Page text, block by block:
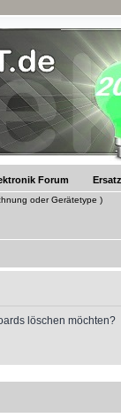
Forum
oder Gerätetype )
löschen möchten?